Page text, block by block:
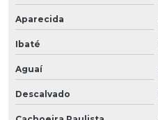
Aparecida
Ibaté
Aguaí
Descalvado